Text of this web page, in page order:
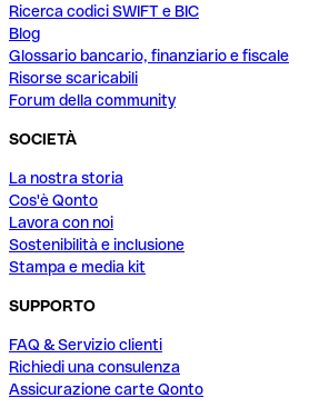
Ricerca codici SWIFT e BIC
Blog
Glossario bancario, finanziario e fiscale
Risorse scaricabili
Forum della community
SOCIETÀ
La nostra storia
Cos'è Qonto
Lavora con noi
Sostenibilità e inclusione
Stampa e media kit
SUPPORTO
FAQ & Servizio clienti
Richiedi una consulenza
Assicurazione carte Qonto